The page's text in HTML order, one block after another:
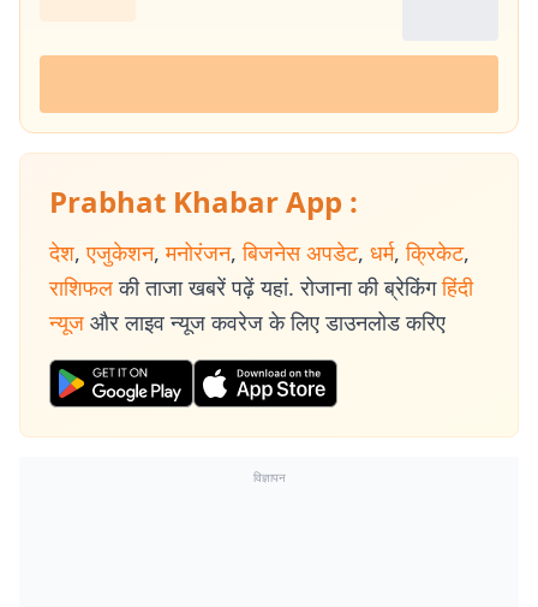
Prabhat Khabar App :
देश, एजुकेशन, मनोरंजन, बिजनेस अपडेट, धर्म, क्रिकेट,
राशिफल की ताजा खबरें पढ़ें यहां. रोजाना की ब्रेकिंग हिंदी
न्यूज और लाइव न्यूज कवरेज के लिए डाउनलोड करिए
विज्ञापन